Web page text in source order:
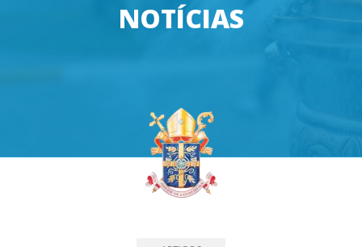
NOTÍCIAS